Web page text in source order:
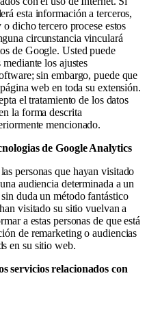
esta información a terceros,
dicho tercero procese estos
circunstancia vinculará
de Google. Usted puede
los ajustes
sin embargo, puede que
web en toda su extensión.
el tratamiento de los datos
la forma descrita
mencionado.
de Google Analytics
personas que hayan visitado
audiencia determinada a un
duda un método fantástico
visitado su sitio vuelvan a
a estas personas de que está
de remarketing o audiencias
en su sitio web.
servicios relacionados con